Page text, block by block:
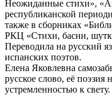
Неожиданные стихи»,
республиканской
также в сборниках
РКЦ «Стихи, басни,
Переводила на русский
испанских поэтов.
Елена Яковлевна
русское слово, её
устремленностью к свету.